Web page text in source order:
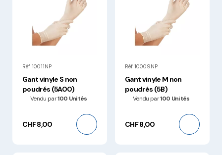
Réf 10011NP
Gant vinyle S non
poudrés (5A00)
Vendu par100 Unités
CHF 8,00
Réf 10009NP
Gant vinyle M non
poudrés (5B)
Vendu par100 Unités
CHF 8,00